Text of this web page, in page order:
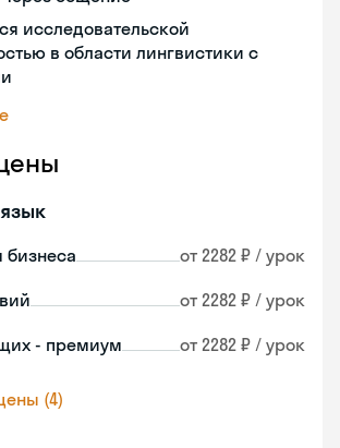
исследовательской
в области лингвистики с
бизнеса от 2282 ₽ / урок
от 2282 ₽ / урок
- премиум от 2282 ₽ / урок
(4)